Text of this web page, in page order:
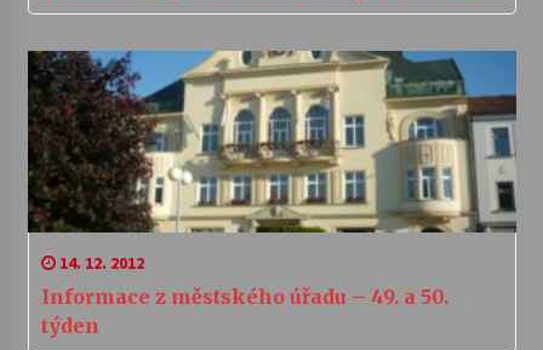
14. 12. 2012
Informace z městského úřadu – 49. a 50.
týden